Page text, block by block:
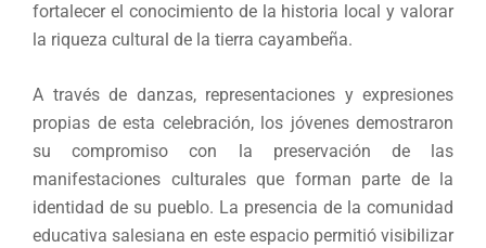
fortalecer el conocimiento de la historia local y valorar
la riqueza cultural de la tierra cayambeña.
A través de danzas, representaciones y expresiones
propias de esta celebración, los jóvenes demostraron
su compromiso con la preservación de las
manifestaciones culturales que forman parte de la
identidad de su pueblo. La presencia de la comunidad
educativa salesiana en este espacio permitió visibilizar